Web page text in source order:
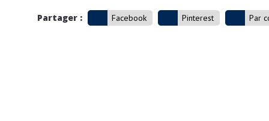
Partager : Facebook Pinterest Par